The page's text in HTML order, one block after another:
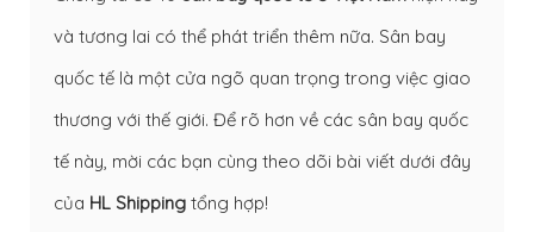
và tương lai có thể phát triển thêm nữa. Sân bay
quốc tế là một cửa ngõ quan trọng trong việc giao
thương với thế giới. Để rõ hơn về các sân bay quốc
tế này, mời các bạn cùng theo dõi bài viết dưới đây
của HL Shipping tổng hợp!